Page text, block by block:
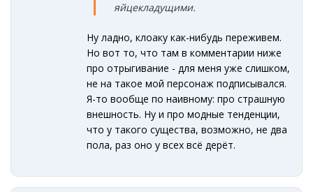
яйцекладущими.
Ну ладно, клоаку как-нибудь переживем.
Но вот то, что там в комментарии ниже
про отрыгивание - для меня уже слишком,
не на такое мой персонаж подписывался.
Я-то вообще по наивному: про страшную
внешность. Ну и про модные тенденции,
что у такого существа, возможно, не два
пола, раз оно у всех всё дерёт.